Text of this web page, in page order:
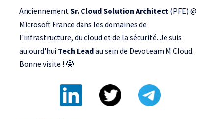
Anciennement Sr. Cloud Solution Architect (PFE) @
Microsoft France dans les domaines de
l'infrastructure, du cloud et de la sécurité. Je suis
aujourd'hui Tech Leadau sein de Devoteam M Cloud.
Bonne visite ! 🤓